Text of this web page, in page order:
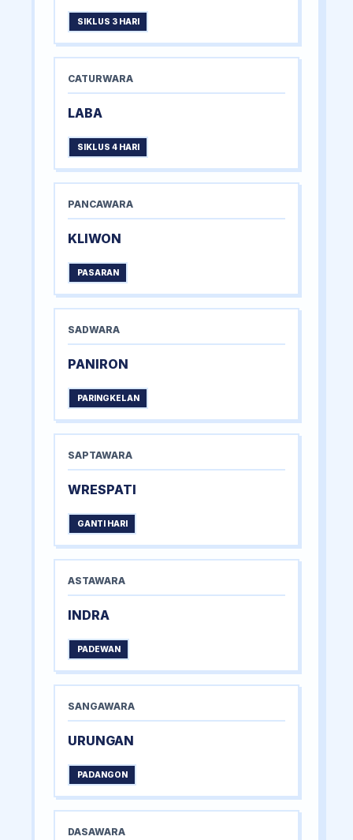
SIKLUS 3 HARI
CATURWARA
LABA
SIKLUS 4 HARI
PANCAWARA
KLIWON
PASARAN
SADWARA
PANIRON
PARINGKELAN
SAPTAWARA
WRESPATI
GANTI HARI
ASTAWARA
INDRA
PADEWAN
SANGAWARA
URUNGAN
PADANGON
DASAWARA